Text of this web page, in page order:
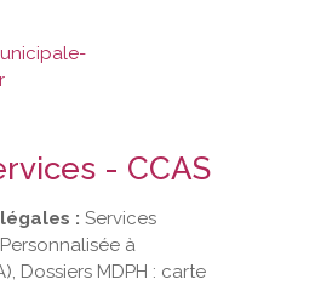
- CCAS
: Services
à
Dossiers MDPH : carte